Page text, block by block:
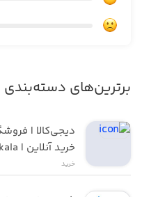
برترین‌های دسته‌بندی
خرید آنلاین | Digikala
خرید